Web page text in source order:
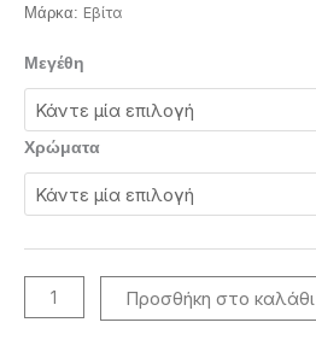
Μάρκα: Eβίτα
Μεγέθη
Χρώματα
Εβίτα
6-
16
Ετών
Μπλούζα
Χειμερινή
243066
ποσότητα
Προσθήκη στο καλάθι